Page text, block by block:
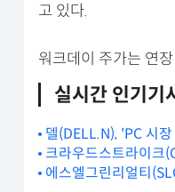
고 있다.
워크데이 주가는 연
실시간 인기기
델(DELL.N), 'PC 시
크라우드스트라이크
에스엘그린리얼티